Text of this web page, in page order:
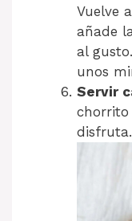
Vuelve
añade
al
unos
Servir
chorrito
disfruta.